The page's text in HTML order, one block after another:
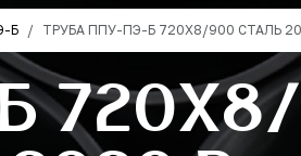
Б ТРУБА ППУ-ПЭ-Б 720Х8/900 СТАЛЬ